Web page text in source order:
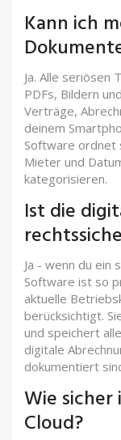
Kann ich
Ja. Alle seriösen
PDFs, Bildern
Verträge,
deinem
Software ordnet
Mieter und
kategorisieren.
Ist die
Ja - wenn du ein
Software ist so
aktuelle
berücksichtigt.
und speichert
digitale
dokumentiert
Wie
Cloud?